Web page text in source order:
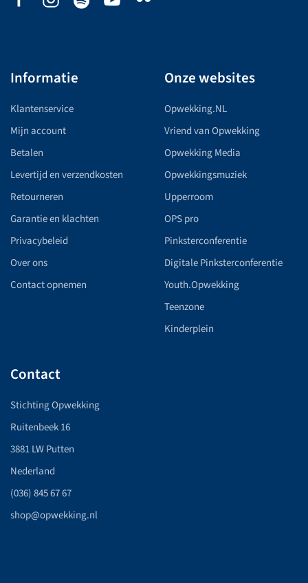
Informatie
Klantenservice
Mijn account
Betalen
Levertijd en verzendkosten
Retourneren
Garantie en klachten
Privacybeleid
Over ons
Contact opnemen
Onze websites
Opwekking.NL
Vriend van Opwekking
Opwekking Media
Opwekkingsmuziek
Upperroom
OPS pro
Pinksterconferentie
Digitale Pinksterconferentie
Youth.Opwekking
Teenzone
Kinderplein
Contact
Stichting Opwekking
Ruitenbeek 16
3881 LW Putten
Nederland
(036) 845 67 67
shop@opwekking.nl